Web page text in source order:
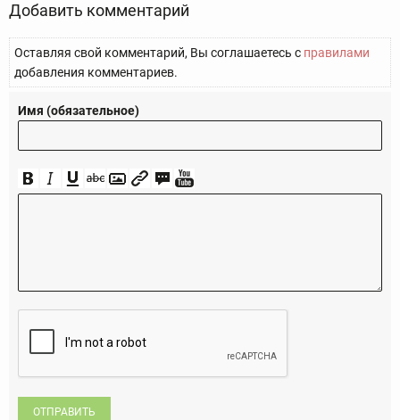
Добавить комментарий
Оставляя свой комментарий, Вы соглашаетесь с правилами
добавления комментариев.
Имя (обязательное)
ОТПРАВИТЬ